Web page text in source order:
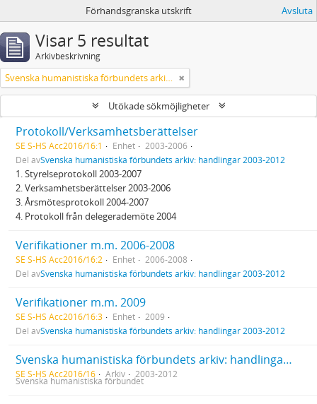
Förhandsgranska utskrift Avsluta
Visar 5 resultat
Arkivbeskrivning
Svenska humanistiska förbundets arkiv: handlingar 2003-2012
Utökade sökmöjligheter
Protokoll/Verksamhetsberättelser
SE S-HS Acc2016/16:1 Enhet
2003-2006
Del avSvenska humanistiska förbundets arkiv: handlingar 2003-2012
1. Styrelseprotokoll 2003-2007
2. Verksamhetsberättelser 2003-2006
3. Årsmötesprotokoll 2004-2007
4. Protokoll från delegerademöte 2004
Verifikationer m.m. 2006-2008
SE S-HS Acc2016/16:2 Enhet
2006-2008
Del avSvenska humanistiska förbundets arkiv: handlingar 2003-2012
Verifikationer m.m. 2009
SE S-HS Acc2016/16:3 Enhet
2009
Del avSvenska humanistiska förbundets arkiv: handlingar 2003-2012
Svenska humanistiska förbundets arkiv: handlingar 2003-2012
SE S-HS Acc2016/16 Arkiv 2003-2012
Svenska humanistiska förbundet